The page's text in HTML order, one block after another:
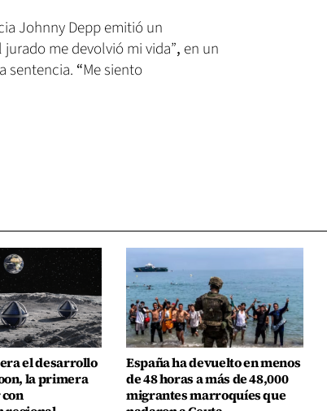
Johnny Depp emitió un
me devolvió mi vida”, en un
sentencia. “Me siento
el desarrollo
la primera
España ha devuelto en menos
de 48 horas a más de 48,000
migrantes marroquíes que